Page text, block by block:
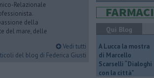
Relazionale
della
del mare, delle
Vedi tutti
del blog di Federica Giusti
Qui Blog
A Lucca la mostra
di Marcello
Scarselli “Dialoghi
con la città"